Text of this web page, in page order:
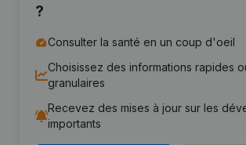
?
Consulter la santé en un coup d'oeil
Choisissez des informations rapides
granulaires
Recevez des mises à jour sur les
importants